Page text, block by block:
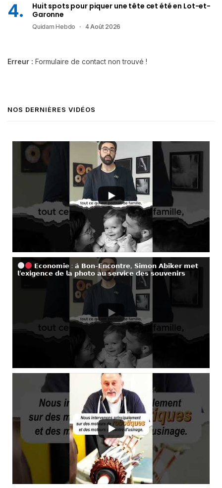
Huit spots pour piquer une tête cet été en Lot-et-
Garonne
Quidam Hebdo 4 Août 2026
Erreur : Formulaire de contact non trouvé !
NOS DERNIÈRES VIDÉOS
𝗘𝗰𝗼𝗻𝗼𝗺𝗶𝗲 : 𝗮̀ 𝗕𝗼𝗻-𝗘𝗻𝗰𝗼𝗻𝘁𝗿𝗲, 𝗦𝗶𝗺𝗼𝗻 𝗔𝗯𝗶𝗸𝗲𝗿 𝗺𝗲𝘁
𝗹’𝗲𝘅𝗶𝗴𝗲𝗻𝗰𝗲 𝗱𝗲 𝗹𝗮 𝗽𝗵𝗼𝘁𝗼 𝗮𝘂 𝘀𝗲𝗿𝘃𝗶𝗰𝗲 𝗱𝗲𝘀 𝘀𝗼𝘂𝘃𝗲𝗻𝗶𝗿𝘀